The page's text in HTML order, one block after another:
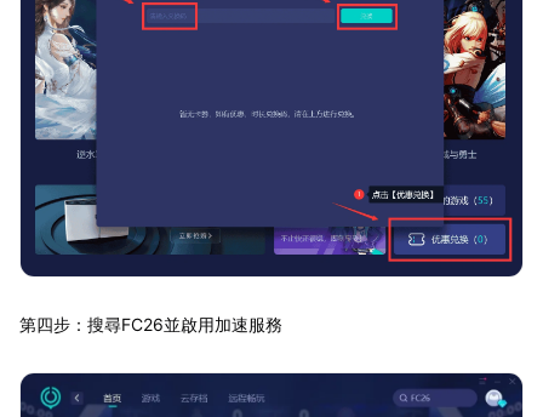
第四步：搜尋FC26並啟用加速服務